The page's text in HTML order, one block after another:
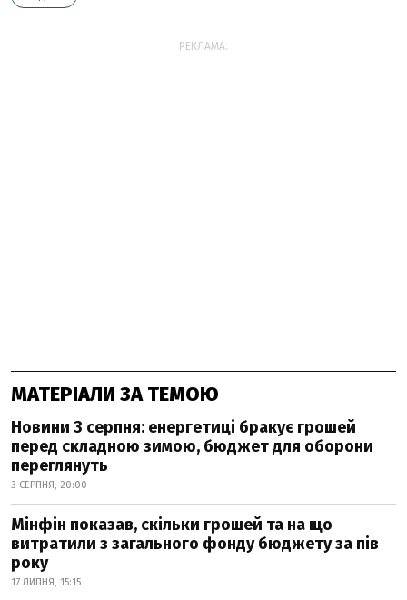
РЕКЛАМА:
МАТЕРІАЛИ ЗА ТЕМОЮ
Новини 3 серпня: енергетиці бракує грошей
перед складною зимою, бюджет для оборони
переглянуть
3 СЕРПНЯ, 20:00
Мінфін показав, скільки грошей та на що
витратили з загального фонду бюджету за пів
року
17 ЛИПНЯ, 15:15